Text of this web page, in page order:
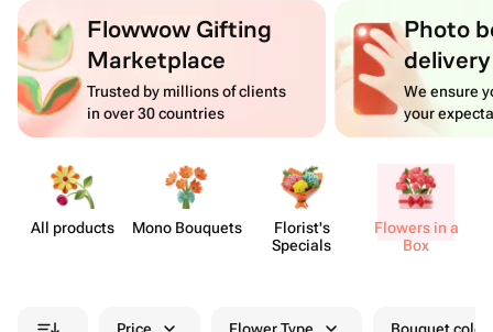
Flowwow Gifting
Marketplace
Trusted by millions of clients
in over 30 countries
Photo
delivery
We ensure
your
All products Mono Bouquets
Florist's
Specials
Flowers in a
Box